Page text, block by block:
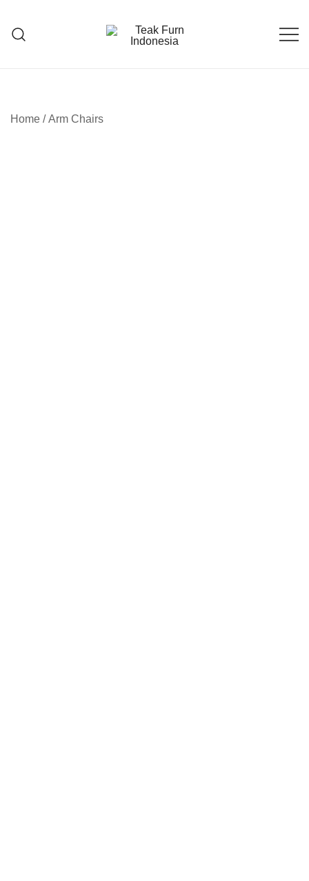
Home /Arm Chairs